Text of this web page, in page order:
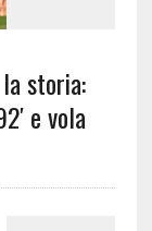
storia:
e vola